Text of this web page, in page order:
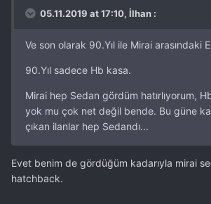
05.11.2019 at 17:10, İlhan :
Ve son olarak 90.Yıl ile Mirai arasındaki
90.Yıl sadece Hb kasa.
Mirai hep Sedan gördüm hatırlıyorum,
yok mu çok net değil bende. Bu güne
çıkan ilanlar hep Sedandı...
Evet benim de gördüğüm kadarıyla mirai
hatchback.